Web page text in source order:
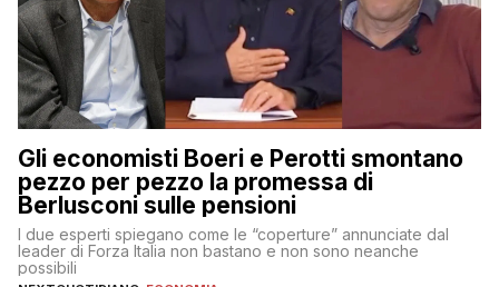
Gli economisti Boeri e Perotti smontano
pezzo per pezzo la promessa di
Berlusconi sulle pensioni
I due esperti spiegano come le “coperture” annunciate dal
leader di Forza Italia non bastano e non sono neanche
possibili